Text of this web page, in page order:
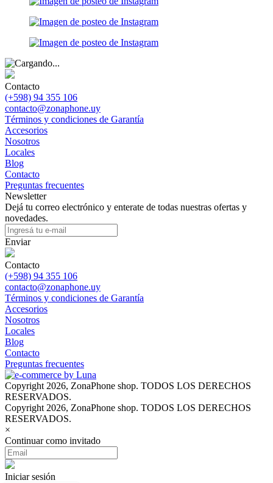
Contacto
(+598) 94 355 106
contacto@zonaphone.uy
Términos y condiciones de Garantía
Accesorios
Nosotros
Locales
Blog
Contacto
Preguntas frecuentes
Newsletter
Dejá tu correo electrónico y enterate de todas nuestras ofertas y
novedades.
Enviar
Contacto
(+598) 94 355 106
contacto@zonaphone.uy
Términos y condiciones de Garantía
Accesorios
Nosotros
Locales
Blog
Contacto
Preguntas frecuentes
Copyright 2026, ZonaPhone shop. TODOS LOS DERECHOS
RESERVADOS.
Copyright 2026, ZonaPhone shop. TODOS LOS DERECHOS
RESERVADOS.
×
Continuar como invitado
Iniciar sesión